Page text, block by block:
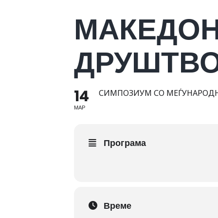
14
МАР
СИМПОЗИУМ СО
Програма
Време